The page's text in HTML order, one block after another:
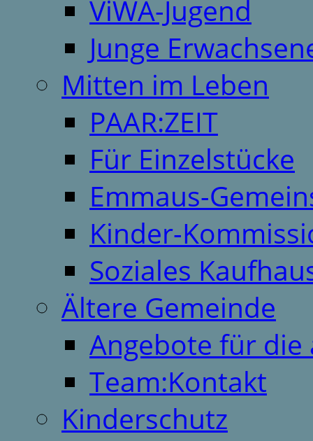
ViWA-Jugend
Junge
Mitten im Leben
PAAR:ZEIT
Für Einzelstücke
Emmaus-
Kinder-
Soziales
Ältere Gemeinde
Angebote für
Team:Kontakt
Kinderschutz